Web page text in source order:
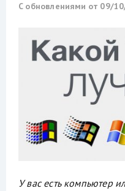
С обновлениями от 09/
У вас есть компьютер